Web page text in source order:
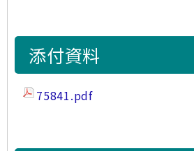
添付資料
75841.pdf